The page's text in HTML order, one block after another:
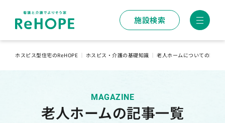
施設検索
ホスピス型住宅のReHOPE ホスピス・介護の基礎知識 老人ホームについての記事
MAGAZINE
老人ホームの記事一覧